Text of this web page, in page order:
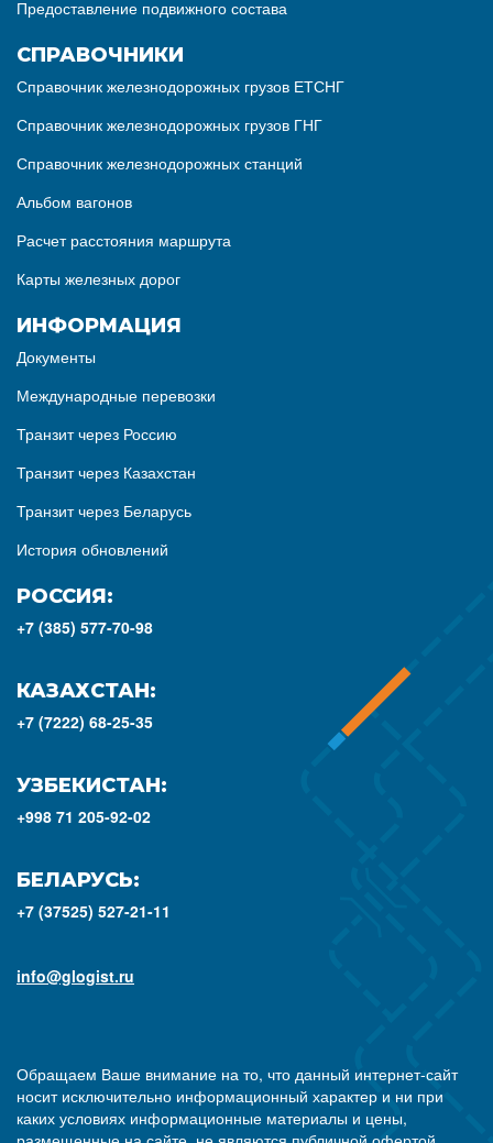
Предоставление подвижного состава
СПРАВОЧНИКИ
Справочник железнодорожных грузов ЕТСНГ
Справочник железнодорожных грузов ГНГ
Справочник железнодорожных станций
Альбом вагонов
Расчет расстояния маршрута
Карты железных дорог
ИНФОРМАЦИЯ
Документы
Международные перевозки
Транзит через Россию
Транзит через Казахстан
Транзит через Беларусь
История обновлений
РОССИЯ:
+7 (385) 577-70-98
КАЗАХСТАН:
+7 (7222) 68-25-35
УЗБЕКИСТАН:
+998 71 205-92-02
БЕЛАРУСЬ:
+7 (37525) 527-21-11
info@glogist.ru
Обращаем Ваше внимание на то, что данный интернет-сайт
носит исключительно информационный характер и ни при
каких условиях информационные материалы и цены,